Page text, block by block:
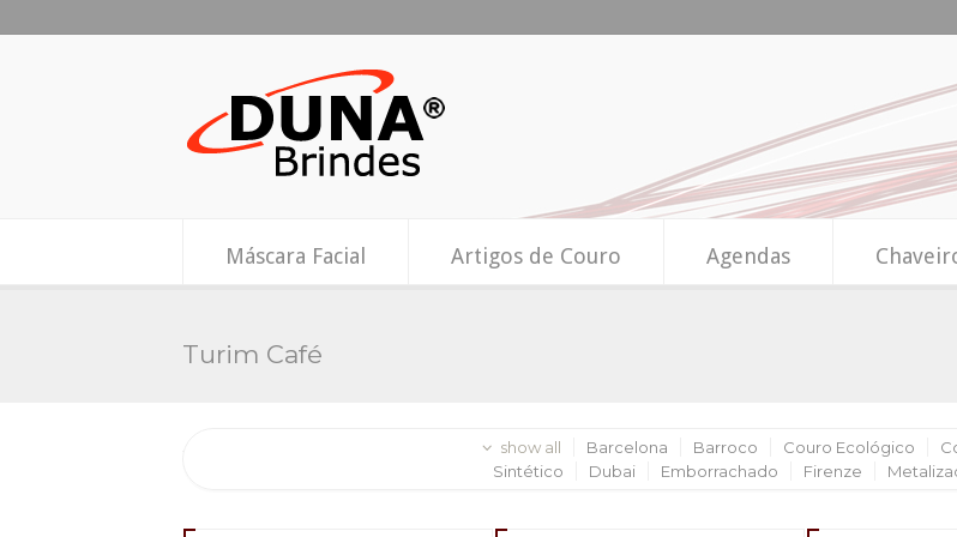
Máscara Facial Artigos de Couro Agendas
Turim Café
show all Barcelona Barroco Couro Ecológico
Sintético
Dubai Emborrachado Firenze